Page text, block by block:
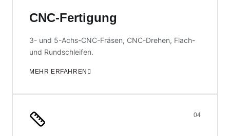
CNC-Fertigung
3- und 5-Achs-CNC-Fräsen, CNC-Drehen, Flach-
und Rundschleifen.
MEHR ERFAHREN
04